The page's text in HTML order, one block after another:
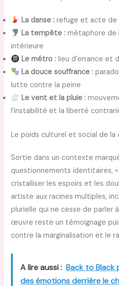
La danse : refuge et acte de
La tempête : métaphore de
intérieure
Le métro : lieu d’errance et
La douce souffrance :
lutte contre la peine
Le vent et la pluie :
l’instabilité et la liberté
Le poids culturel et social de la
Sortie dans un contexte
questionnements identitaires, «
cristalliser les espoirs et les
artiste aux racines multiples,
plurielle qui ne cesse de parler
œuvre reste un témoignage
contre la marginalisation et le
A lire aussi : Back to Black
des émotions derrière le